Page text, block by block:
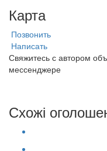
Карта
Позвонить
Написать
Свяжитесь с автором
мессенджере
Схожі